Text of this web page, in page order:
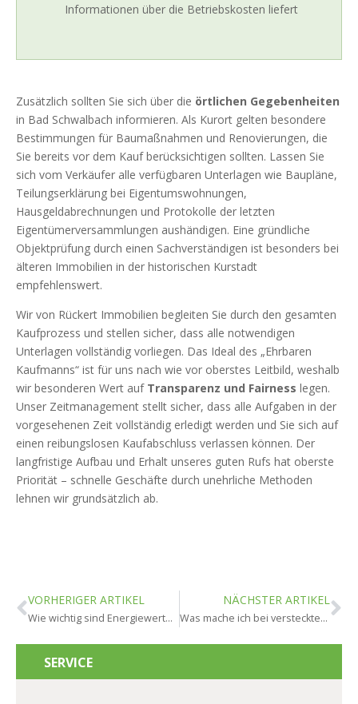
Informationen über die Betriebskosten liefert
Zusätzlich sollten Sie sich über die örtlichen Gegebenheiten
in Bad Schwalbach informieren. Als Kurort gelten besondere
Bestimmungen für Baumaßnahmen und Renovierungen, die
Sie bereits vor dem Kauf berücksichtigen sollten. Lassen Sie
sich vom Verkäufer alle verfügbaren Unterlagen wie Baupläne,
Teilungserklärung bei Eigentumswohnungen,
Hausgeldabrechnungen und Protokolle der letzten
Eigentümerversammlungen aushändigen. Eine gründliche
Objektprüfung durch einen Sachverständigen ist besonders bei
älteren Immobilien in der historischen Kurstadt
empfehlenswert.
Wir von Rückert Immobilien begleiten Sie durch den gesamten
Kaufprozess und stellen sicher, dass alle notwendigen
Unterlagen vollständig vorliegen. Das Ideal des „Ehrbaren
Kaufmanns“ ist für uns nach wie vor oberstes Leitbild, weshalb
wir besonderen Wert auf Transparenz und Fairness legen.
Unser Zeitmanagement stellt sicher, dass alle Aufgaben in der
vorgesehenen Zeit vollständig erledigt werden und Sie sich auf
einen reibungslosen Kaufabschluss verlassen können. Der
langfristige Aufbau und Erhalt unseres guten Rufs hat oberste
Priorität – schnelle Geschäfte durch unehrliche Methoden
lehnen wir grundsätzlich ab.
VORHERIGER ARTIKEL
Wie wichtig sind Energiewerte beim Kauf in Bad Schwalbach?
NÄCHSTER ARTIKEL
Was mache ich bei versteckten Mängeln in Bad Schwalbach?
SERVICE